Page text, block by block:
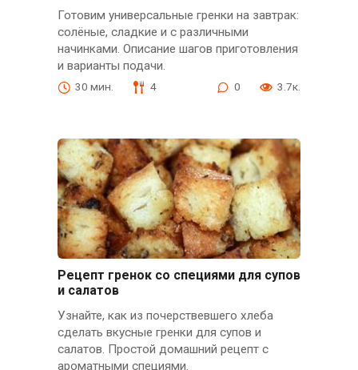
Готовим универсальные гренки на завтрак:
солёные, сладкие и с различными
начинками. Описание шагов приготовления
и варианты подачи.
30 мин. 4 0 3.7к.
Рецепт гренок со специями для супов
и салатов
Узнайте, как из почерствевшего хлеба
сделать вкусные гренки для супов и
салатов. Простой домашний рецепт с
ароматными специями.